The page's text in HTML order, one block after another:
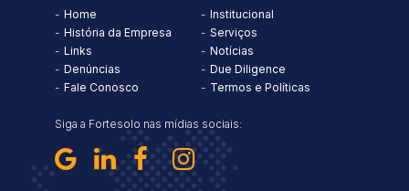
Home
Institucional
História da Empresa
Serviços
Links
Notícias
Denúncias
Due Diligence
Fale Conosco
Termos e Políticas
Siga a Fortesolo nas mídias sociais: